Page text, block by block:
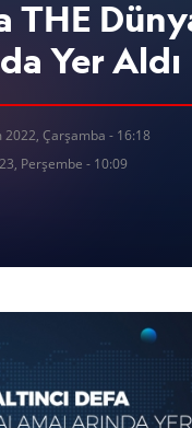
THE
Yer Aldı
2022, Çarşamba - 16:18
Perşembe - 10:09